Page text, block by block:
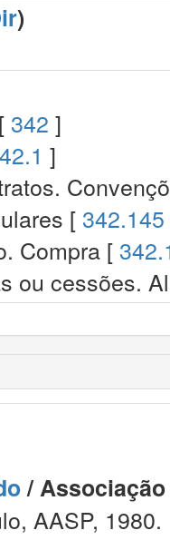
)
342 ]
]
[ 342.145
Compra [
ou cessões.
/
AASP, 1980.